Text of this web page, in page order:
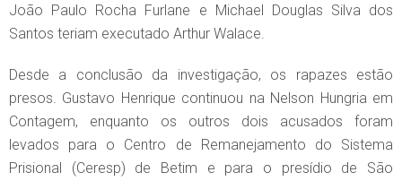
João Paulo Rocha Furlane e Michael Douglas Silva dos
Santos teriam executado Arthur Walace.
Desde a conclusão da investigação, os rapazes estão
presos. Gustavo Henrique continuou na Nelson Hungria em
Contagem, enquanto os outros dois acusados foram
levados para o Centro de Remanejamento do Sistema
Prisional (Ceresp) de Betim e para o presídio de São